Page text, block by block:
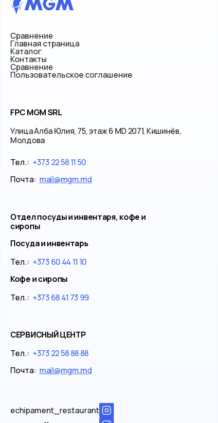
Сравнение
Главная страница
Каталог
Контакты
Сравнение
Пользовательское соглашение
FPC MGM SRL
Улица Алба Юлия, 75, этаж 6 MD 2071, Кишинёв,
Молдова
Тел.: +373 22 58 11 50
Почта: mail@mgm.md
Отдел посуды и инвентаря, кофе и
сиропы
Посуда и инвентарь
Тел.: +373 60 44 11 10
Кофе и сиропы
Тел.: +373 68 41 73 99
СЕРВИСНЫЙ ЦЕНТР
Тел.: +373 22 58 88 88
Почта: mail@mgm.md
echipament_restaurant